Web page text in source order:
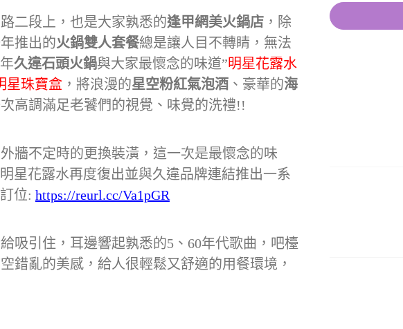
二段上，也是大家孰悉的逢甲網美火鍋店 ，除
推出的火鍋雙人套餐總是讓人目不轉睛，無法
久違石頭火鍋與大家最懷念的味道”明星花露水
星珠寶盒 ，將浪漫的星空粉紅氣泡酒 、豪華的海
高調滿足老饕們的視覺、味覺的洗禮!!
牆不定時的更換裝潢，這一次是最懷念的味
星花露水再度復出並與久違品牌連結推出一系
位: https://reurl.cc/Va1pGR
吸引住，耳邊響起孰悉的5、60年代歌曲，吧檯
錯亂的美感，給人很輕鬆又舒適的用餐環境，